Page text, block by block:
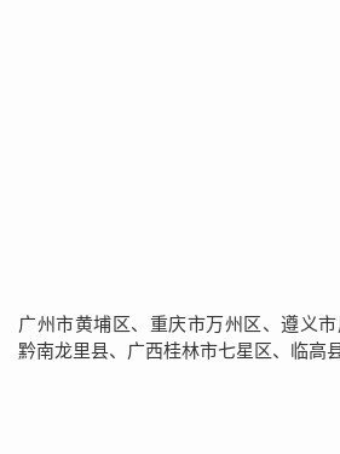
广州市黄埔区、重庆市万州区、遵义市
黔南龙里县、广西桂林市七星区、临高